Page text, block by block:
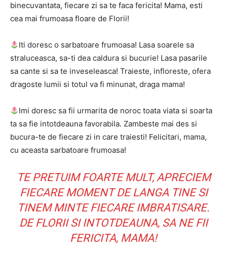
binecuvantata, fiecare zi sa te faca fericita! Mama, esti
cea mai frumoasa floare de Florii!
Iti doresc o sarbatoare frumoasa! Lasa soarele sa
straluceasca, sa-ti dea caldura si bucurie! Lasa pasarile
sa cante si sa te inveseleasca! Traieste, infloreste, ofera
dragoste lumii si totul va fi minunat, draga mama!
Imi doresc sa fii urmarita de noroc toata viata si soarta
ta sa fie intotdeauna favorabila. Zambeste mai des si
bucura-te de fiecare zi in care traiesti! Felicitari, mama,
cu aceasta sarbatoare frumoasa!
TE PRETUIM FOARTE MULT, APRECIEM
FIECARE MOMENT DE LANGA TINE SI
TINEM MINTE FIECARE IMBRATISARE.
DE FLORII SI INTOTDEAUNA, SA NE FII
FERICITA, MAMA!